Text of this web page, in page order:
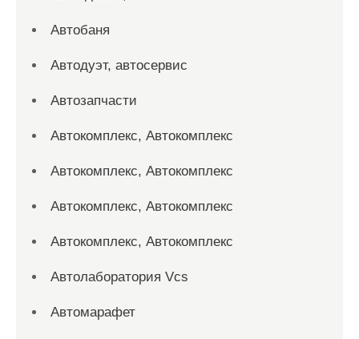
Автобаня
Автодуэт, автосервис
Автозапчасти
Автокомплекс, Автокомплекс
Автокомплекс, Автокомплекс
Автокомплекс, Автокомплекс
Автокомплекс, Автокомплекс
Автолаборатория Vcs
Автомарафет